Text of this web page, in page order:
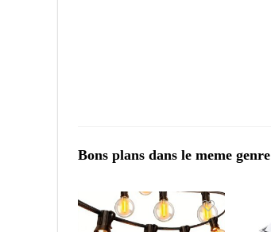
Bons plans dans le meme genre